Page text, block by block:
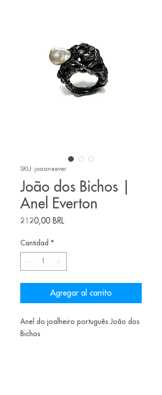
SKU: joaaneever
João dos Bichos |
Anel Everton
2120,00 BRL
Cantidad *
Agregar al carrito
Anel do joalheiro português João dos
Bichos